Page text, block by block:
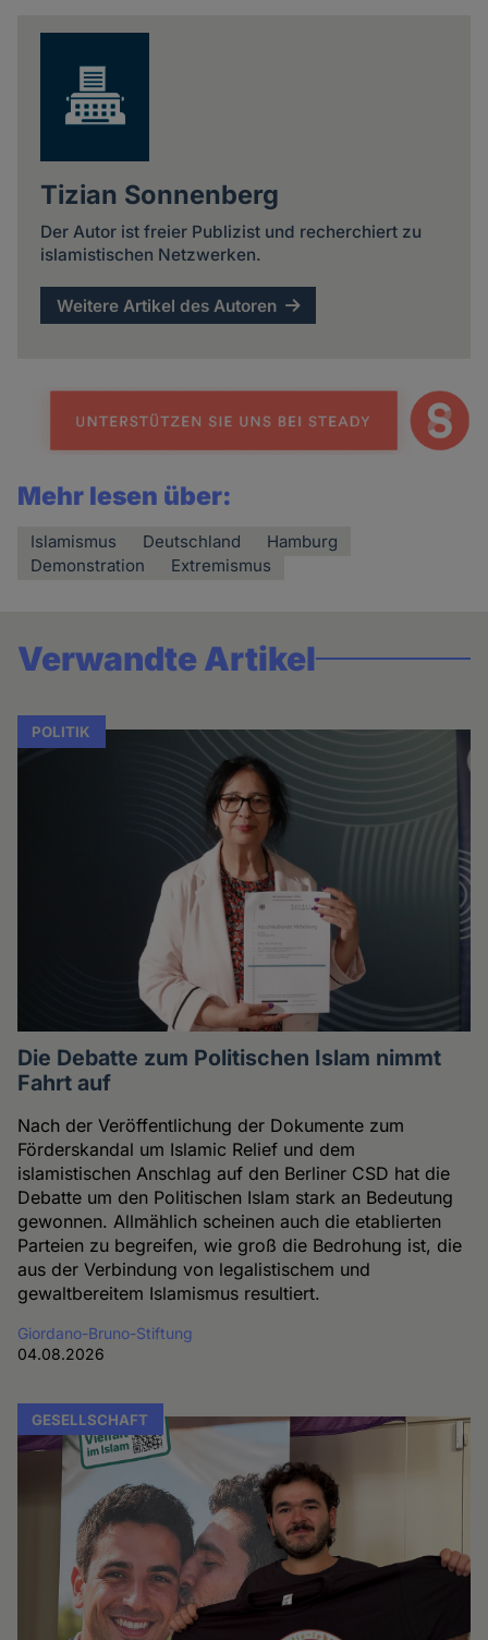
Tizian Sonnenberg
Der Autor ist freier Publizist und recherchiert zu
islamistischen Netzwerken.
Weitere Artikel des Autoren
Mehr lesen über:
Islamismus Deutschland
Hamburg
Demonstration
Extremismus
Verwandte Artikel
POLITIK
Die Debatte zum Politischen Islam nimmt
Fahrt auf
Nach der Veröffentlichung der Dokumente zum
Förderskandal um Islamic Relief und dem
islamistischen Anschlag auf den Berliner CSD hat die
Debatte um den Politischen Islam stark an Bedeutung
gewonnen. Allmählich scheinen auch die etablierten
Parteien zu begreifen, wie groß die Bedrohung ist, die
aus der Verbindung von legalistischem und
gewaltbereitem Islamismus resultiert.
Giordano-Bruno-Stiftung
04.08.2026
GESELLSCHAFT